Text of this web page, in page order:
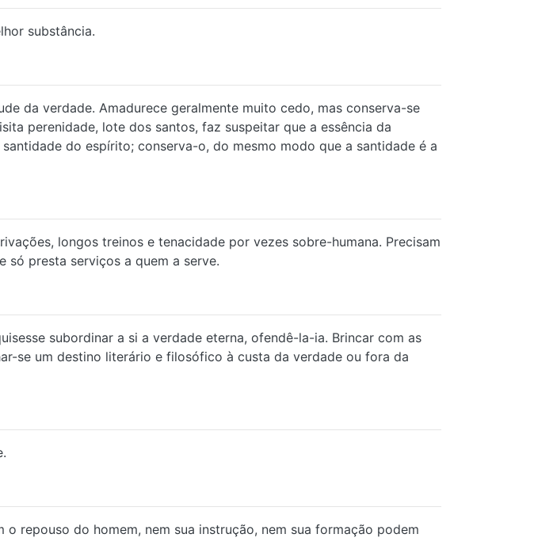
substância.
da verdade. Amadurece geralmente muito cedo, mas conserva-se
perenidade, lote dos santos, faz suspeitar que a essência da
do espírito; conserva-o, do mesmo modo que a santidade é a
longos treinos e tenacidade por vezes sobre-humana. Precisam
só presta serviços a quem a serve.
subordinar a si a verdade eterna, ofendê-la-ia. Brincar com as
se um destino literário e filosófico à custa da verdade ou fora da
repouso do homem, nem sua instrução, nem sua formação podem